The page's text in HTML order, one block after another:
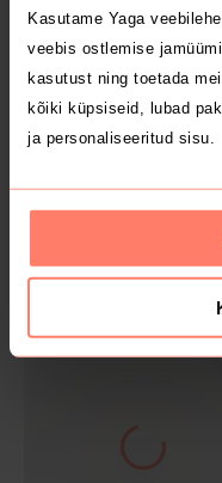
Kasutame Yaga
veebis ostlemise
kasutust ning toetada
kõiki küpsiseid, lubad
ja personaliseeritud sisu.
7.9 €